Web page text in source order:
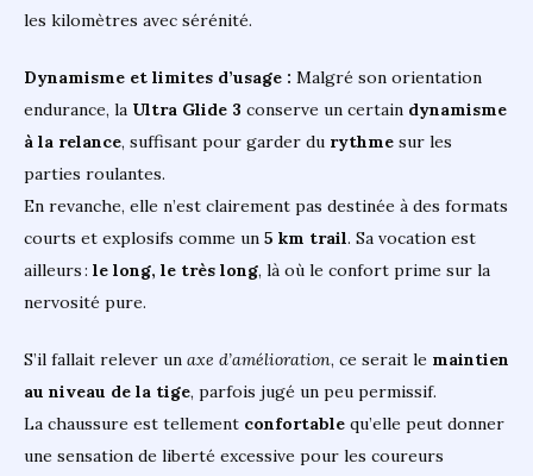
les kilomètres avec sérénité.
Dynamisme et limites d’usage : Malgré son orientation
endurance, la Ultra Glide 3 conserve un certain dynamisme
à la relance, suffisant pour garder du rythme sur les
parties roulantes.
En revanche, elle n’est clairement pas destinée à des formats
courts et explosifs comme un 5 km trail. Sa vocation est
ailleurs : le long, le très long, là où le confort prime sur la
nervosité pure.
S’il fallait relever un axe d’amélioration, ce serait le maintien
au niveau de la tige, parfois jugé un peu permissif.
La chaussure est tellement confortable qu’elle peut donner
une sensation de liberté excessive pour les coureurs